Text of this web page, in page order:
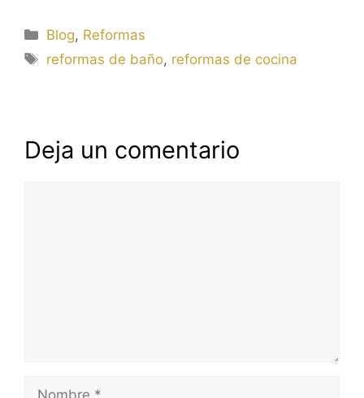
Categorías
Blog, Reformas
Etiquetas
reformas de baño, reformas de cocina
Deja un comentario